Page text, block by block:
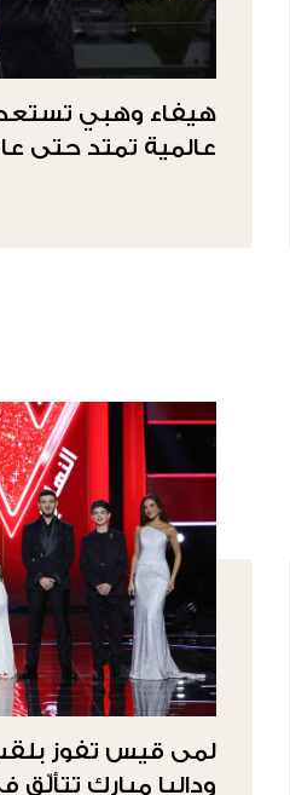
هيفاء وهبي تستعد
عالمية تمتد حتى عام
وداليا مبارك تتألّق